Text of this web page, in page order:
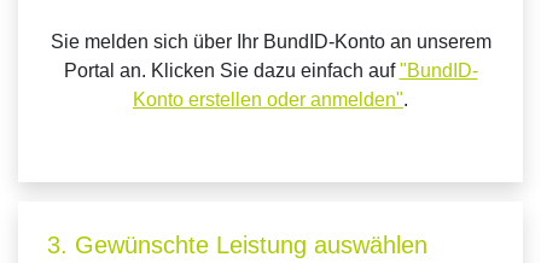
Sie melden sich über Ihr BundID-Konto an unserem
Portal an. Klicken Sie dazu einfach auf"BundID-
Konto erstellen oder anmelden".
3. Gewünschte Leistung auswählen